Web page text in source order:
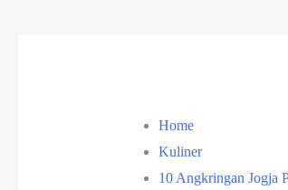
Home
Kuliner
10 Angkringan Jogja